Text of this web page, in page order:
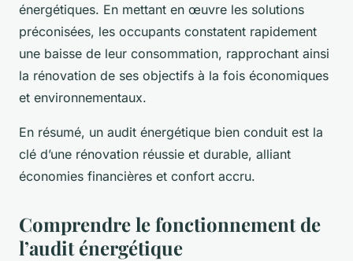
énergétiques. En mettant en œuvre les solutions
préconisées, les occupants constatent rapidement
une baisse de leur consommation, rapprochant ainsi
la rénovation de ses objectifs à la fois économiques
et environnementaux.
En résumé, un audit énergétique bien conduit est la
clé d’une rénovation réussie et durable, alliant
économies financières et confort accru.
Comprendre le fonctionnement de
l’audit énergétique